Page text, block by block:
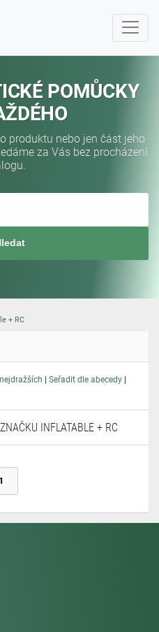
POMŮCKY
produktu nebo jen část jeho
za Vás bez procházení
+ RC
| Seřadit dle abecedy |
INFLATABLE + RC
1